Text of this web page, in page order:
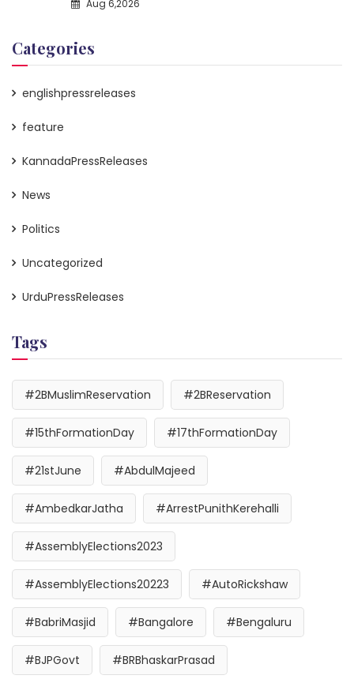
Aug 6,2026
Categories
englishpressreleases
feature
KannadaPressReleases
News
Politics
Uncategorized
UrduPressReleases
Tags
#2BMuslimReservation #2BReservation
#15thFormationDay #17thFormationDay
#21stJune #AbdulMajeed
#AmbedkarJatha #ArrestPunithKerehalli
#AssemblyElections2023
#AssemblyElections20223 #AutoRickshaw
#BabriMasjid #Bangalore #Bengaluru
#BJPGovt #BRBhaskarPrasad